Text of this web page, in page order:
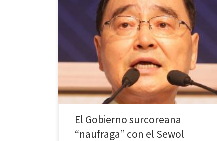
Los equipos de rescate siguen los trabajos para
recuperar a las últimas víctimas del hundimiento del
buque que trasportaba a más de trescientos
estudiantes de instituto, mientras siguen las
investigaciones para aclarar las causas del accidente y
el Gobierno de Park trata de recuperarse de las
heridas en su popularidad […]
El Gobierno surcoreana
“naufraga” con el Sewol